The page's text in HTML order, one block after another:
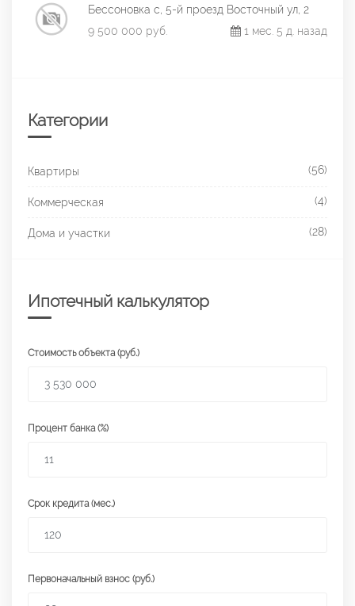
Бессоновка с, 5-й проезд Восточный ул, 2
9 500 000 руб.
1 мес. 5 д. назад
Категории
Квартиры (56)
Коммерческая (4)
Дома и участки (28)
Ипотечный калькулятор
Стоимость объекта (руб.)
Процент банка (%)
Срок кредита (мес.)
Первоначальный взнос (руб.)